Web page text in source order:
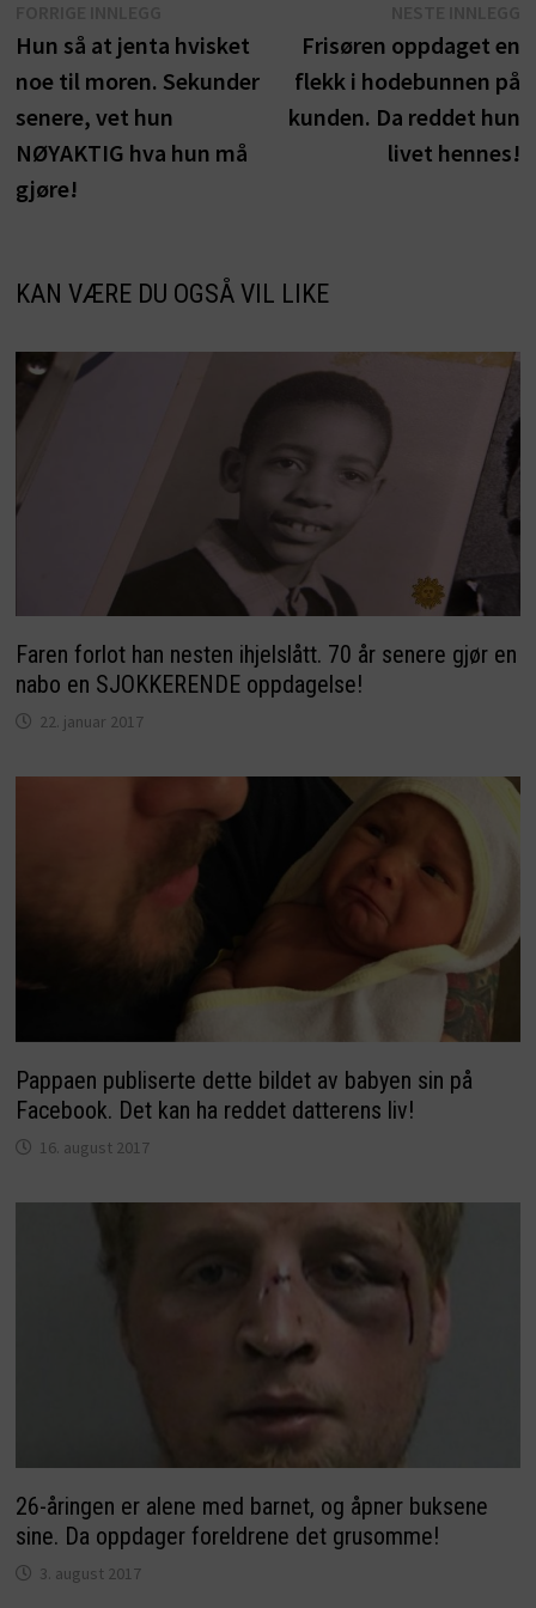
innlegg:
Hun så at jenta hvisket
noe til moren. Sekunder
senere, vet hun
NØYAKTIG hva hun må
gjøre!
Frisøren oppdaget en
flekk i hodebunnen på
kunden. Da reddet hun
livet hennes!
KAN VÆRE DU OGSÅ VIL LIKE
Faren forlot han nesten ihjelslått. 70 år senere gjør en
nabo en SJOKKERENDE oppdagelse!
22. januar 2017
Pappaen publiserte dette bildet av babyen sin på
Facebook. Det kan ha reddet datterens liv!
16. august 2017
26-åringen er alene med barnet, og åpner buksene
sine. Da oppdager foreldrene det grusomme!
3. august 2017